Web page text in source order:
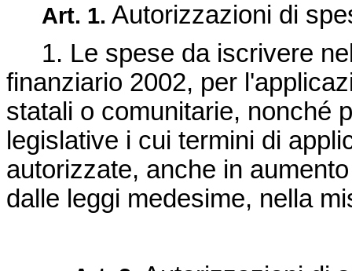
Art. 1. Autorizzazioni di
1. Le spese da iscrivere
finanziario 2002, per
statali o comunitarie, nonché
legislative i cui termini di
autorizzate, anche in
dalle leggi medesime, nella